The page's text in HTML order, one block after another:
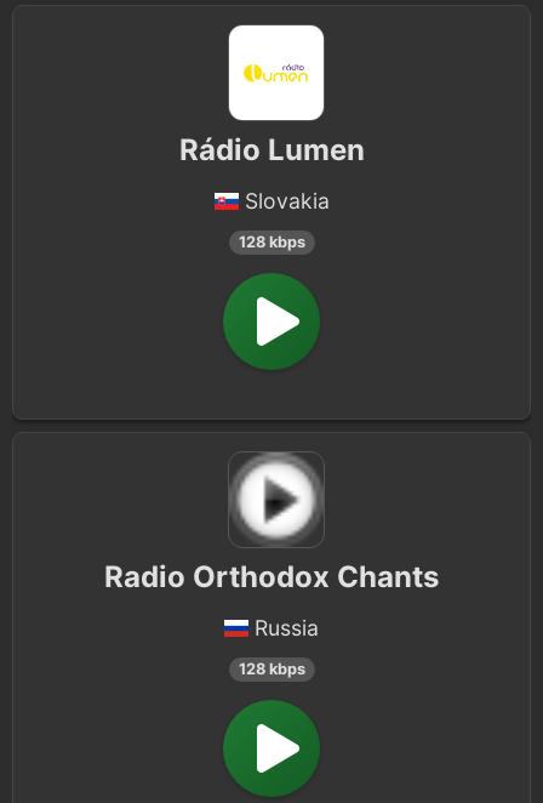
Rádio Lumen
Slovakia
128 kbps
Radio Orthodox Chants
Russia
128 kbps